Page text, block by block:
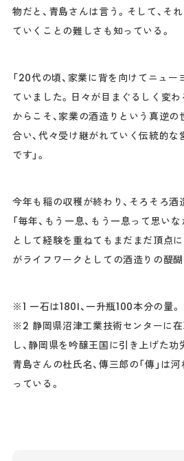
物だと、青島さんは言う。そして、そ
ていくことの難しさも知っている。
「20代の頃、家業に背を向けてニュ
ていました。日々が目まぐるしく変
からこそ、家業の酒造りという真逆の
合い、代々受け継がれていく伝統的
です」。
今年も稲の収穫が終わり、そろそろ酒
「毎年、もう一息、もう一息って思い
として経験を重ねてもまだまだ頂点
がライフワークとしての酒造りの醍醐
※1 一石は180ℓ、一升瓶100本分の量。
※2 静岡県沼津工業技術センターに在
し、静岡県を吟醸王国に引き上げた
青島さんの杜氏名、傳三郎の「傳」は
っている。